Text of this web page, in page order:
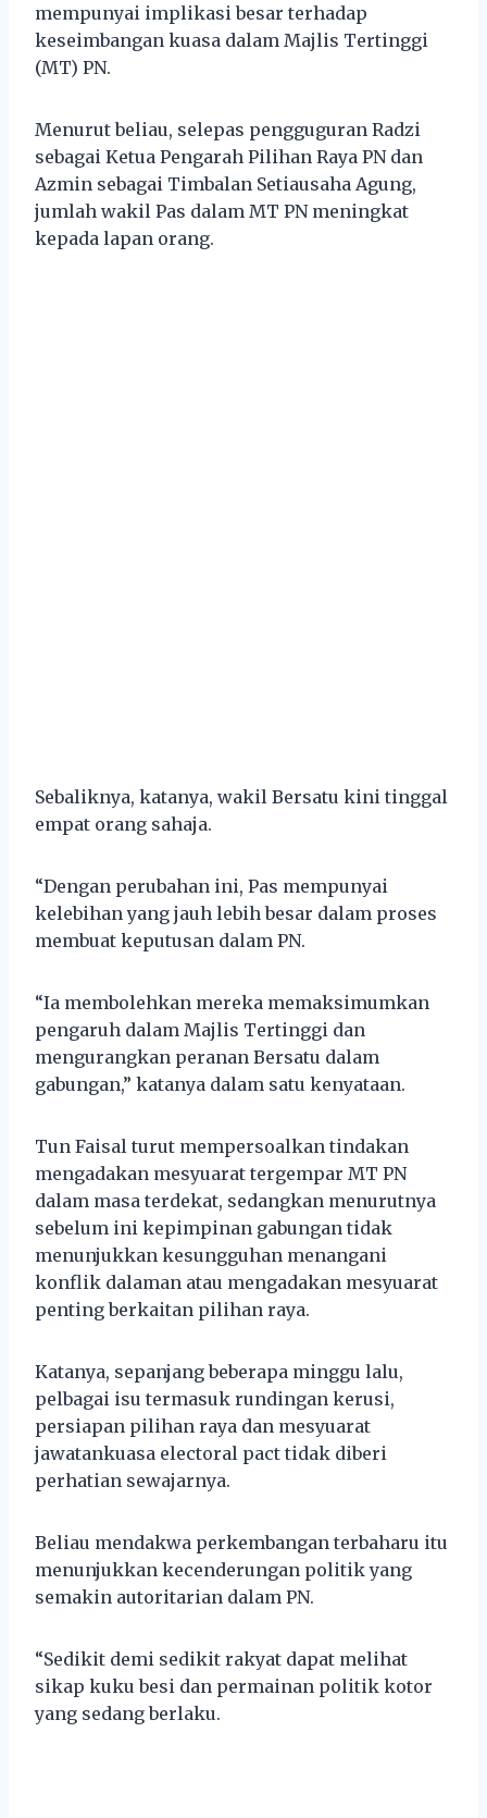
mempunyai implikasi besar terhadap
keseimbangan kuasa dalam Majlis Tertinggi
(MT) PN.
Menurut beliau, selepas pengguguran Radzi
sebagai Ketua Pengarah Pilihan Raya PN dan
Azmin sebagai Timbalan Setiausaha Agung,
jumlah wakil Pas dalam MT PN meningkat
kepada lapan orang.
Sebaliknya, katanya, wakil Bersatu kini tinggal
empat orang sahaja.
“Dengan perubahan ini, Pas mempunyai
kelebihan yang jauh lebih besar dalam proses
membuat keputusan dalam PN.
“Ia membolehkan mereka memaksimumkan
pengaruh dalam Majlis Tertinggi dan
mengurangkan peranan Bersatu dalam
gabungan,” katanya dalam satu kenyataan.
Tun Faisal turut mempersoalkan tindakan
mengadakan mesyuarat tergempar MT PN
dalam masa terdekat, sedangkan menurutnya
sebelum ini kepimpinan gabungan tidak
menunjukkan kesungguhan menangani
konflik dalaman atau mengadakan mesyuarat
penting berkaitan pilihan raya.
Katanya, sepanjang beberapa minggu lalu,
pelbagai isu termasuk rundingan kerusi,
persiapan pilihan raya dan mesyuarat
jawatankuasa electoral pact tidak diberi
perhatian sewajarnya.
Beliau mendakwa perkembangan terbaharu itu
menunjukkan kecenderungan politik yang
semakin autoritarian dalam PN.
“Sedikit demi sedikit rakyat dapat melihat
sikap kuku besi dan permainan politik kotor
yang sedang berlaku.